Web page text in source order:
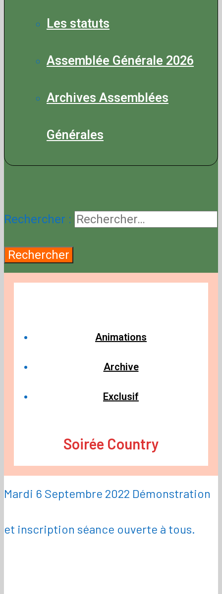
Les statuts
Assemblée Générale 2026
Archives Assemblées
Générales
Rechercher :
Animations
Archive
Exclusif
Soirée Country
Mardi 6 Septembre 2022 Démonstration
et inscription séance ouverte à tous.